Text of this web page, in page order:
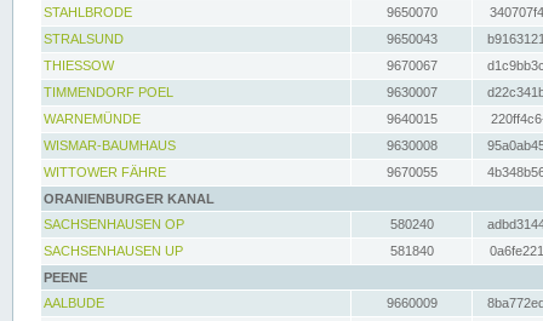
STAHLBRODE
9650070
STRALSUND
9650043
THIESSOW
9670067
TIMMENDORF POEL
9630007
WARNEMÜNDE
9640015
WISMAR-BAUMHAUS
9630008
WITTOWER FÄHRE
9670055
ORANIENBURGER KANAL
SACHSENHAUSEN OP
580240
SACHSENHAUSEN UP
581840
PEENE
AALBUDE
9660009